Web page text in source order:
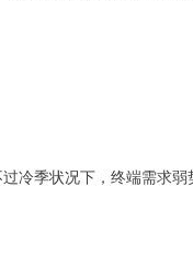
冷季状况下，终端需求